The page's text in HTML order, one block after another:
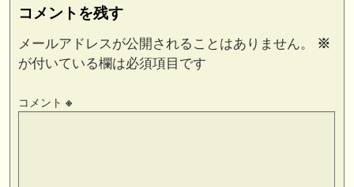
コメントを残す
メールアドレスが公開されることはありません。
※
が付いている欄は必須項目です
コメント ※